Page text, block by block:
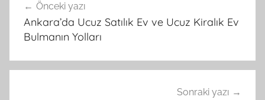
Yazı
gezinmesi
Önceki yazı
Ankara’da Ucuz Satılık Ev ve Ucuz Kiralık Ev
Bulmanın Yolları
Sonraki yazı